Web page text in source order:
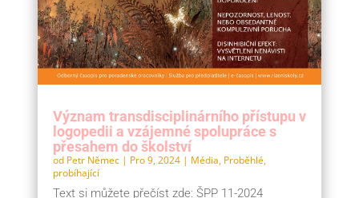
Význam transdisciplinárního přístupu v
logopedii a vzájemné spolupráce s
přesahem do školství
od Petr Němec| Pro 9, 2024| Média, Proběhlé,
probíhající
Text si můžete přečíst zde: ŠPP 11-2024